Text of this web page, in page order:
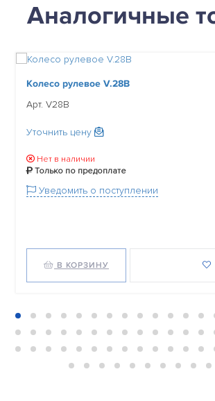
Аналогичные
Колесо рулевое V.28B
Арт. V28B
Уточнить цену
Нет в наличии
Только по предоплате
Уведомить о поступлении
В КОРЗИНУ